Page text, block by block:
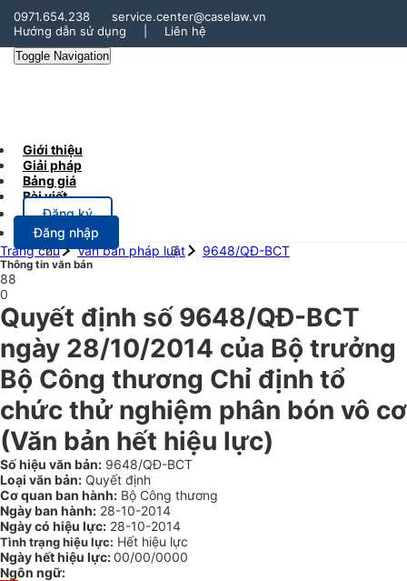
0971.654.238
service.center@caselaw.vn
Hướng dẫn sử dụng
Liên hệ
Toggle Navigation
Giới thiệu
Giải pháp
Bảng giá
Bài viết
Đăng ký
Đăng nhập
Trang chủ
Văn bản pháp luật 9648/QĐ-BCT
Thông tin văn bản
88
0
Quyết định số 9648/QĐ-BCT
ngày 28/10/2014 của Bộ trưởng
Bộ Công thương Chỉ định tổ
chức thử nghiệm phân bón vô cơ
(Văn bản hết hiệu lực)
Số hiệu văn bản: 9648/QĐ-BCT
Loại văn bản: Quyết định
Cơ quan ban hành: Bộ Công thương
Ngày ban hành: 28-10-2014
Ngày có hiệu lực: 28-10-2014
Tình trạng hiệu lực: Hết hiệu lực
Ngày hết hiệu lực:00/00/0000
Ngôn ngữ: